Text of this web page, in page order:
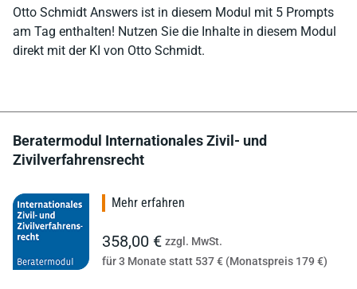
Otto Schmidt Answers ist in diesem Modul mit 5 Prompts
am Tag enthalten! Nutzen Sie die Inhalte in diesem Modul
direkt mit der KI von Otto Schmidt.
Beratermodul Internationales Zivil- und
Zivilverfahrensrecht
Mehr erfahren
358,00 € zzgl. MwSt.
für 3 Monate statt 537 € (Monatspreis 179 €)